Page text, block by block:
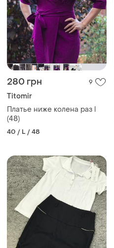
280 грн 9
Titomir
Платье ниже колена раз l
(48)
40 / L / 48